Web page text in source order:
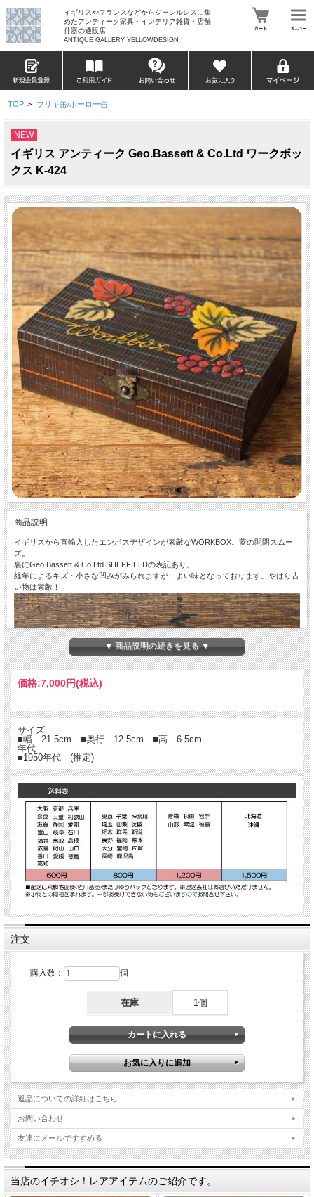
イギリスやフランスなどからジャンルレスに集
めたアンティーク家具・インテリア雑貨・店舗
什器の通販店
ANTIQUE GALLERY YELLOWDESIGN
TOP > ブリキ缶/ホーロー缶
NEW
イギリス アンティーク Geo.Bassett & Co.Ltd ワークボッ
クス K-424
商品説明
イギリスから直輸入したエンボスデザインが素敵なWORKBOX。蓋の開閉スムー
ズ。
裏にGeo.Bassett & Co.Ltd SHEFFIELDの表記あり。
経年によるキズ・小さな凹みがみられますが、よい味となっております。やはり古
い物は素敵！
▼ 商品説明の続きを見る ▼
価格:7,000円(税込)
サイズ
■幅 21.5cm ■奥行 12.5cm ■高 6.5cm
年代
■1950年代 (推定)
注文
購入数： 個
在庫 1個
返品についての詳細はこちら
お問い合わせ
友達にメールですすめる
当店のイチオシ！レアアイテムのご紹介です。